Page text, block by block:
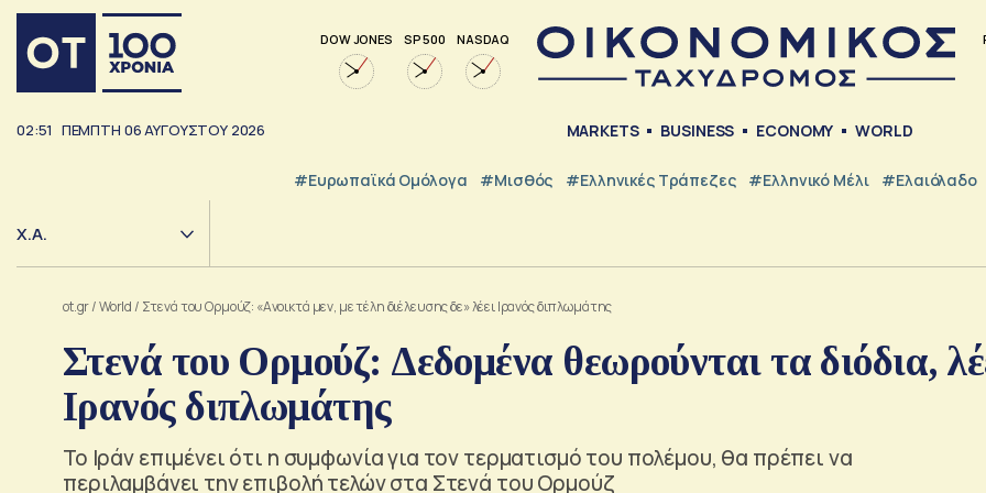
DOW JONES SP 500 NASDAQ
02:51 ΠΕΜΠΤΗ 06ΑΥΓΟΥΣΤΟΥ 2026 MARKETS BUSINESS ECONOMY WORLD
#Ευρωπαϊκά Ομόλογα #Μισθός #ελληνικές Τράπεζες #Ελληνικό Μέλι #Ελαιόλαδο
Χ.Α.
ot.gr/World / Στενά του Ορμούζ: «Ανοικτά μεν, με τέλη διέλευσης δε» λέει Ιρανός διπλωμάτης
Στενά του Ορμούζ: Δεδομένα θεωρούνται τα διόδια,
Ιρανός διπλωμάτης
Το Ιράν επιμένει ότι η συμφωνία για τον τερματισμό του πολέμου, θα πρέπει να
περιλαμβάνει την επιβολή τελών στα Στενά του Ορμούζ